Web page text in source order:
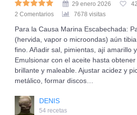
29 enero 2026 42
2 Comentarios
7678 visitas
Para la Causa Marina Escabechada:
(hervida, vapor o microondas) aún
fino. Añadir sal, pimientas, ají amarillo
Emulsionar con el aceite hasta obtener
brillante y maleable. Ajustar acidez y
metálico, formar discos…
DENIS
54 recetas